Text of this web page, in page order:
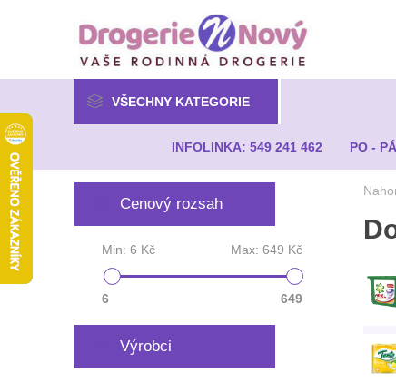
VŠECHNY KATEGORIE
INFOLINKA: 549 241 462 PO -
Cenový rozsah
Min: 6 Kč Max: 649 Kč
6 649
Výrobci